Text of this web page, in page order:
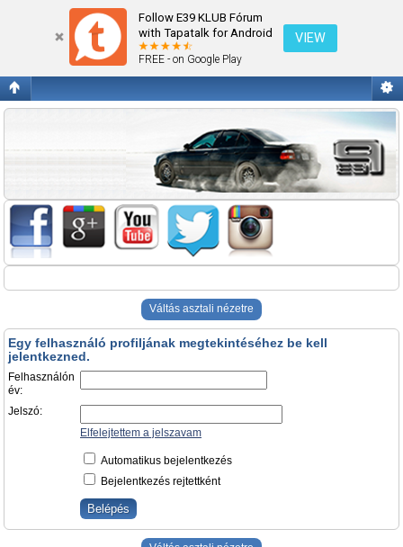
Follow E39 KLUB Fórum
with Tapatalk for Android
FREE - on Google Play
VIEW
Belépés
Váltás asztali nézetre
Egy felhasználó profiljának megtekintéséhez be kell
jelentkezned.
Felhasználón
év:
Jelszó:
Elfelejtettem a jelszavam
Automatikus bejelentkezés
Bejelentkezés rejtettként